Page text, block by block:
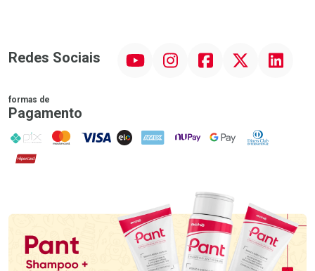
Redes Sociais InstagramFacebook Linkedin
formas de
Pagamento
PIX MasterCard
VISA ELO AMEX NuPay Google PayDiners Club
Hipercard
Promoção em Destaque